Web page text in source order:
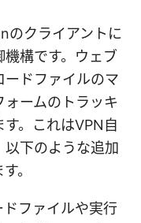
クライアントに
構です。ウェブ
ドファイルのマ
ームのトラッキ
。これはVPN自
下のような追加
。
ファイルや実行